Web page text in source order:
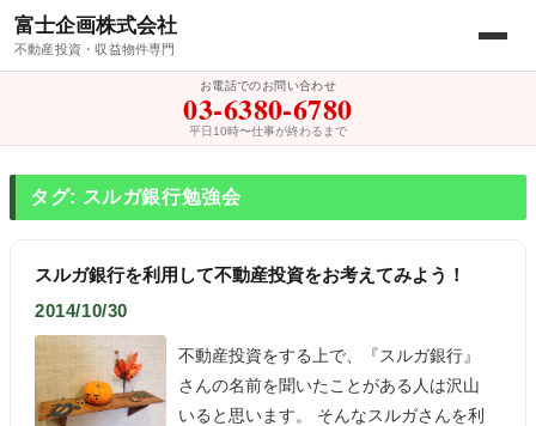
富士企画株式会社
不動産投資・収益物件専門
お電話でのお問い合わせ
03-6380-6780
平日10時〜仕事が終わるまで
タグ: スルガ銀行勉強会
スルガ銀行を利用して不動産投資をお考えてみよう！
2014/10/30
不動産投資をする上で、『スルガ銀行』
さんの名前を聞いたことがある人は沢山
いると思います。 そんなスルガさんを利